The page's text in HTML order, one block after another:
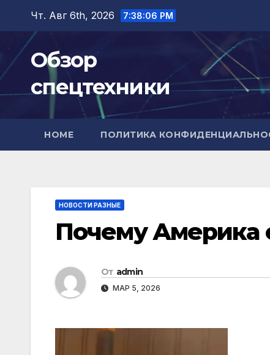
Перейти
содержимому
Чт. Авг 6th, 2026 7:38:07 PM
Обзор
спецтехники
HOME ПОЛИТИКА
НОВОСТИ РАЗНЫЕ
Почему Америка
От admin
МАР 5, 2026